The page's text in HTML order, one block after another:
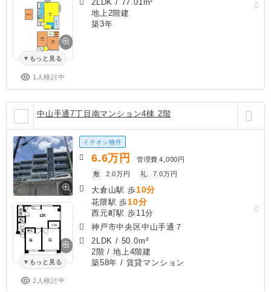
もっと見る
1人検討中
2LDK / 77.01m²
地上2階建
築3年
中山手通7丁目南マンション4棟 2階
もっと見る
2人検討中
イチオシ物件
6.6万円 管理費 4,000円
敷
2.0万円 礼 7.0万円
大倉山駅 歩10分
花隈駅 歩10分
西元町駅 歩11分
神戸市中央区中山手通７
2LDK / 50.0m²
2階 / 地上4階建
築58年 / 賃貸マンション